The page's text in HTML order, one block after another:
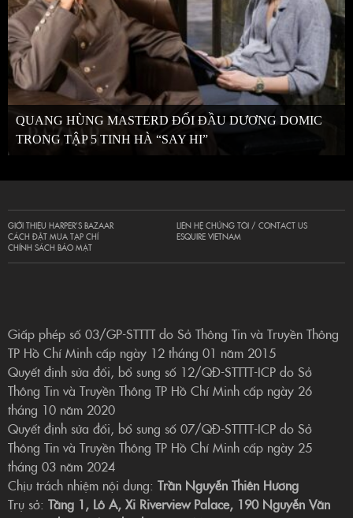
QUANG HÙNG MASTERD ĐỐI ĐẦU DƯƠNG DOMIC
TRONG TẬP 5 TINH HÀ “SAY HI”
GIỚI THIỆU HARPER’S BAZAAR
CÁCH ĐẶT MUA TẠP CHÍ
CHÍNH SÁCH BẢO MẬT
LIÊN HỆ CHÚNG TÔI / CONTACT US
ESQUIRE VIETNAM
Giấp phép số 03/GP-STTTT do Sở Thông Tin và Truyền Thông
TP Hồ Chí Minh cấp ngày 12 tháng 01 năm 2015
Quyết định sửa đổi, bổ sung số 12/QĐ-STTTT-ICP do Sở
Thông Tin và Truyền Thông TP Hồ Chí Minh cấp ngày 26
tháng 10 năm 2020
Quyết định sửa đổi, bổ sung số 07/QĐ-STTTT-ICP do Sở
Thông Tin và Truyền Thông TP Hồ Chí Minh cấp ngày 25
tháng 03 năm 2024
Chịu trách nhiệm nội dung: Trần Nguyễn Thiên Hương
Trụ sở: Tầng 1, Lô A, Xi Riverview Palace, 190 Nguyễn Văn